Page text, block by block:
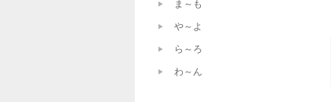
ま～も
や～よ
ら～ろ
わ～ん